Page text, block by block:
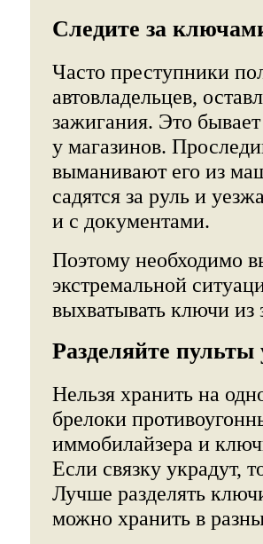
Следите за
Часто преступники
автовладельцев,
зажигания. Это
у магазинов.
выманивают его из
садятся за руль и
и с документами.
Поэтому необходимо
экстремальной
выхватывать ключи из
Разделяйте пульты
Нельзя хранить на
брелоки
иммобилайзера и
Если связку украдут,
Лучше разделять
можно хранить в